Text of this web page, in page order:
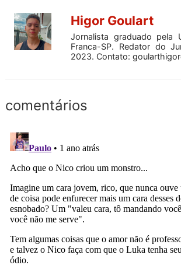
Higor Goulart
Jornalista graduado pela
Franca-SP. Redator do
2023. Contato:
comentários